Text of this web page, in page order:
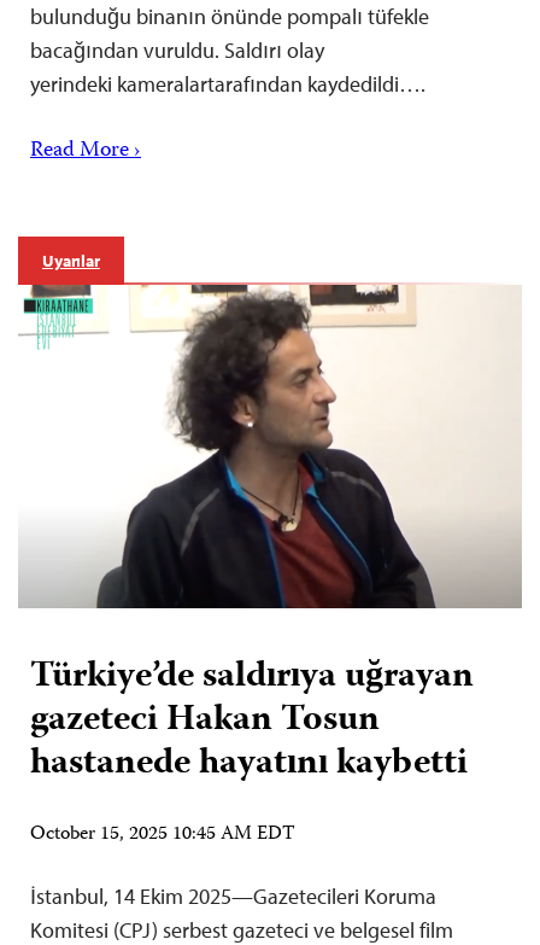
bulunduğu binanın önünde pompalı tüfekle
bacağından vuruldu. Saldırı olay
yerindeki kameralartarafından kaydedildi….
Read More ›
Uyarılar
Türkiye’de saldırıya uğrayan
gazeteci Hakan Tosun
hastanede hayatını kaybetti
October 15, 2025 10:45 AM EDT
İstanbul, 14 Ekim 2025—Gazetecileri Koruma
Komitesi (CPJ) serbest gazeteci ve belgesel film